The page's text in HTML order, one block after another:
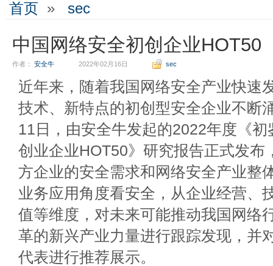
首页 » sec
中国网络安全初创企业HOT50
作者： 安全牛 2022年02月16日 sec
近年来，随着我国网络安全产业快速
技术、新特点的初创型安全企业不断
11日，由安全牛发起的2022年度《
创业企业HOT50》研究报告正式发布
方企业的安全需求和网络安全产业整
业务应用角度看安全，从企业经营、
值等维度，对未来可能推动我国网络
革的新兴产业力量进行跟踪发现，并
代表进行推荐展示。